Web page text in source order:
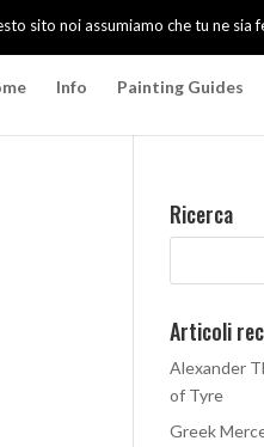
Info Painting Guides
Ricerca
Articoli
Alexander
of Tyre
Greek
sito noi assumiamo che tu ne sia